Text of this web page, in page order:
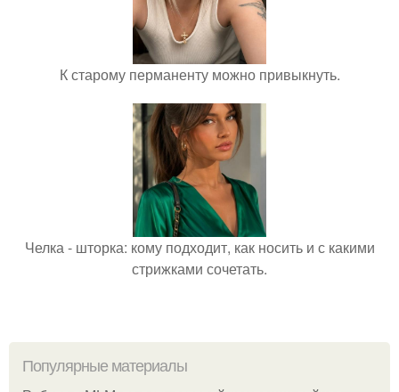
К старому перманенту можно привыкнуть.
Челка - шторка: кому подходит, как носить и с какими
стрижками сочетать.
Популярные материалы